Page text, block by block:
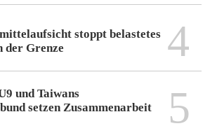
stoppt belastetes
der Grenze
4
und Taiwans
setzen Zusammenarbeit
5